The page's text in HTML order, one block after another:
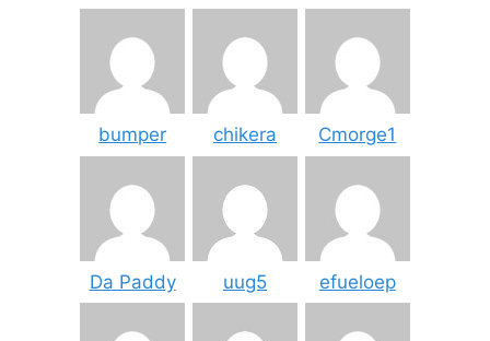
bumper chikera Cmorge1
Da Paddy uug5 efueloep